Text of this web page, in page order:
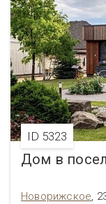
ID 5323
Дом в
Новорижское,